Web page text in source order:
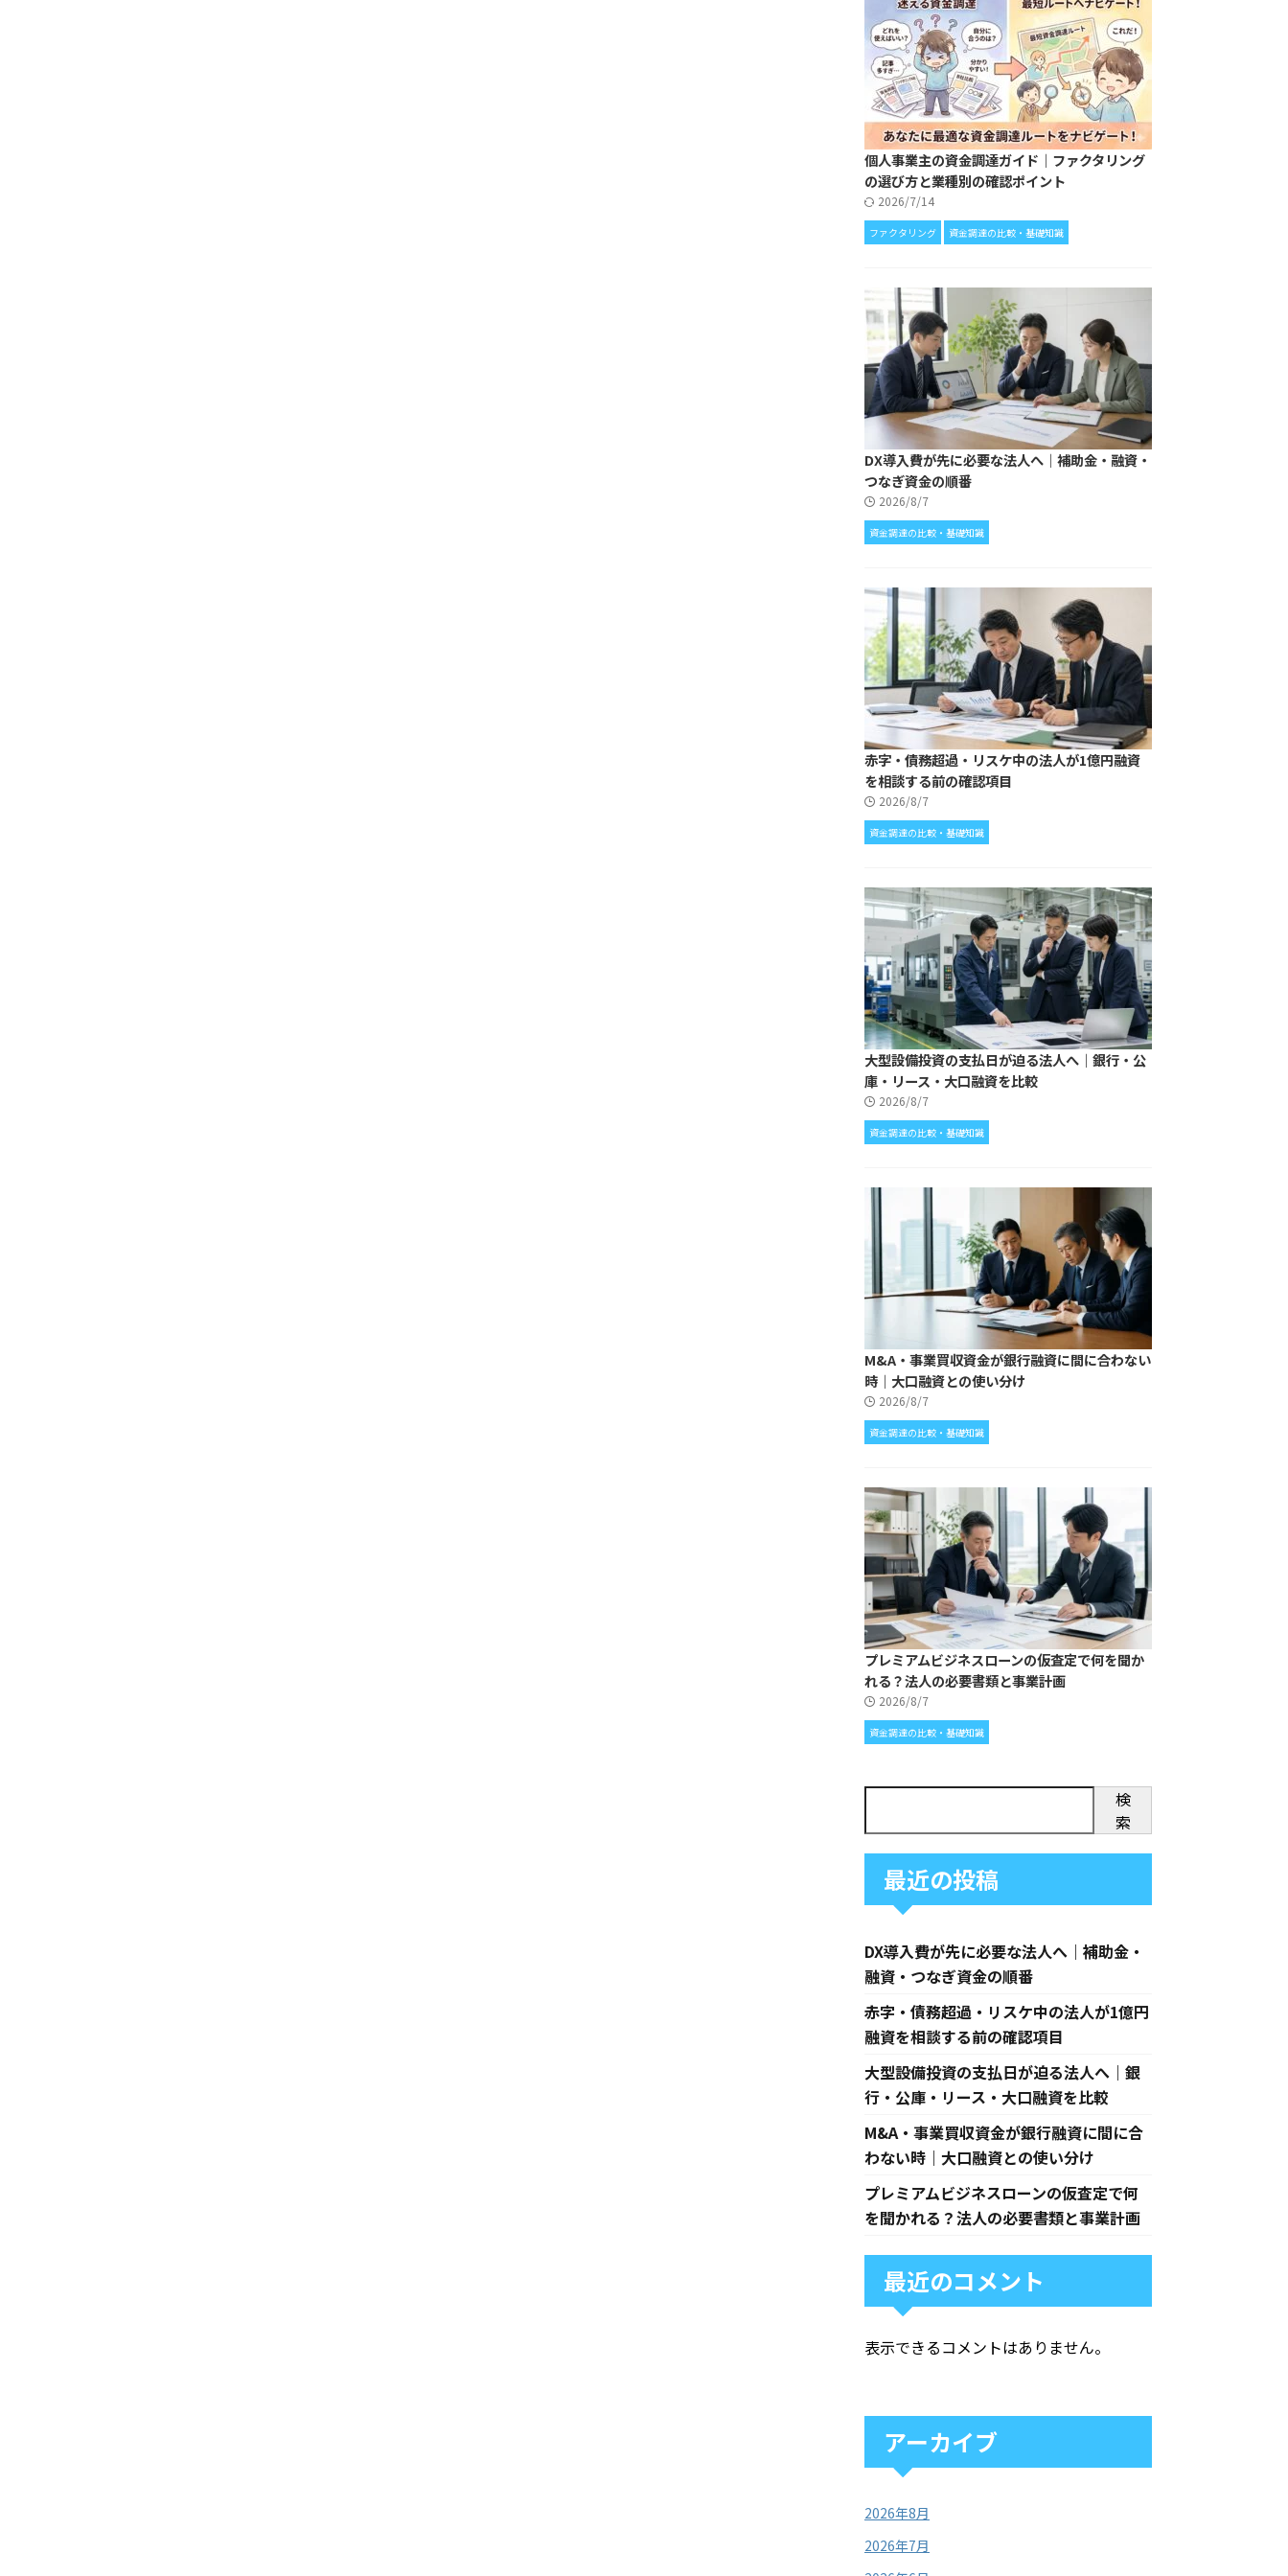
個人事業主の資金調達ガイド｜ファクタリング
の選び方と業種別の確認ポイント
2026/7/14
ファクタリング 資金調達の比較・基礎知識
DX導入費が先に必要な法人へ｜補助金・融資・
つなぎ資金の順番
2026/8/7
資金調達の比較・基礎知識
赤字・債務超過・リスケ中の法人が1億円融資
を相談する前の確認項目
2026/8/7
資金調達の比較・基礎知識
大型設備投資の支払日が迫る法人へ｜銀行・公
庫・リース・大口融資を比較
2026/8/7
資金調達の比較・基礎知識
M&A・事業買収資金が銀行融資に間に合わない
時｜大口融資との使い分け
2026/8/7
資金調達の比較・基礎知識
プレミアムビジネスローンの仮査定で何を聞か
れる？法人の必要書類と事業計画
2026/8/7
資金調達の比較・基礎知識
検
索
最近の投稿
DX導入費が先に必要な法人へ｜補助金・
融資・つなぎ資金の順番
赤字・債務超過・リスケ中の法人が1億円
融資を相談する前の確認項目
大型設備投資の支払日が迫る法人へ｜銀
行・公庫・リース・大口融資を比較
M&A・事業買収資金が銀行融資に間に合
わない時｜大口融資との使い分け
プレミアムビジネスローンの仮査定で何
を聞かれる？法人の必要書類と事業計画
最近のコメント
表示できるコメントはありません。
アーカイブ
2026年8月
2026年7月